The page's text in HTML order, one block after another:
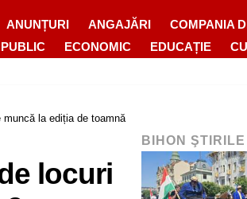
ANUNȚURI ANGAJĂRI
COMPANIA
ECONOMIC EDUCAȚIE
la ediția de toamnă
locuri
BIHON